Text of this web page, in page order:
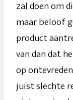
zal doen om
maar beloof
product
van dan dat
op
juist slechte